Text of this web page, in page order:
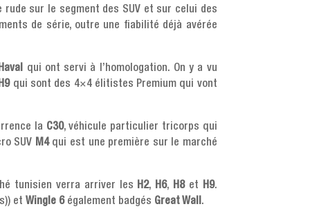
sur le segment des SUV et sur celui des
de série, outre une fiabilité déjà avérée
qui ont servi à l’homologation. On y a vu
qui sont des 4×4 élitistes Premium qui vont
la C30, véhicule particulier tricorps qui
SUV M4qui est une première sur le marché
tunisien verra arriver les H2, H6, H8et H9.
etWingle 6également badgés Great Wall .